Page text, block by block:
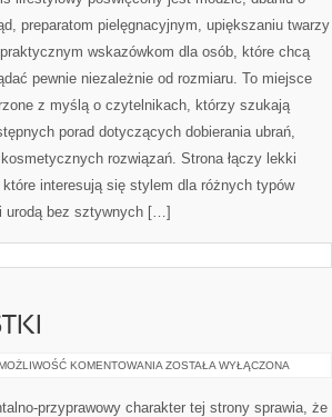
SIZE
preparatom pielęgnacyjnym, upiększaniu twarzy
wskazówkom dla osób, które chcą
pewnie niezależnie od rozmiaru. To miejsce
z myślą o czytelnikach, którzy szukają
porad dotyczących dobierania ubrań,
rozwiązań. Strona łączy lekki
interesują się stylem dla różnych typów
urodą bez sztywnych […]
KOMENTOWANIA HISTORIA
ZOSTAŁA WYŁĄCZONA
przyprawowy charakter tej strony sprawia, że